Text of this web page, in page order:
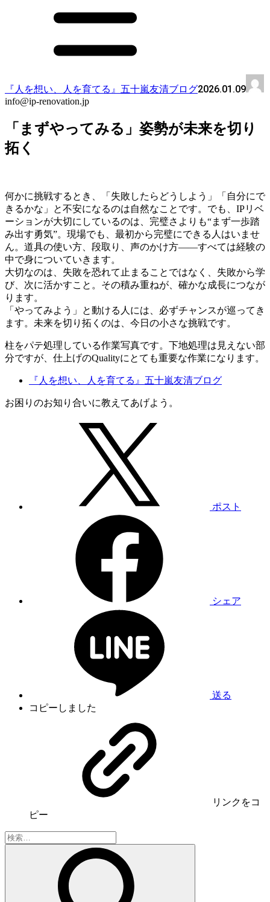
『人を想い、人を育てる』五十嵐友清ブログ2026.01.09
info@ip-renovation.jp
「まずやってみる」姿勢が未来を切り
拓く
何かに挑戦するとき、「失敗したらどうしよう」「自分にで
きるかな」と不安になるのは自然なことです。でも、IPリベ
ーションが大切にしているのは、完璧さよりも“まず一歩踏
み出す勇気”。現場でも、最初から完璧にできる人はいませ
ん。道具の使い方、段取り、声のかけ方――すべては経験の
中で身についていきます。
大切なのは、失敗を恐れて止まることではなく、失敗から学
び、次に活かすこと。その積み重ねが、確かな成長につなが
ります。
「やってみよう」と動ける人には、必ずチャンスが巡ってき
ます。未来を切り拓くのは、今日の小さな挑戦です。
柱をパテ処理している作業写真です。下地処理は見えない部
分ですが、仕上げのQualityにとても重要な作業になります。
『人を想い、人を育てる』五十嵐友清ブログ
お困りのお知り合いに教えてあげよう。
ポスト
シェア
送る
コピーしました
リンク をコ
ピー
検
索: